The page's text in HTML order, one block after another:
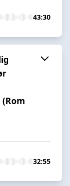
43:30
32:55